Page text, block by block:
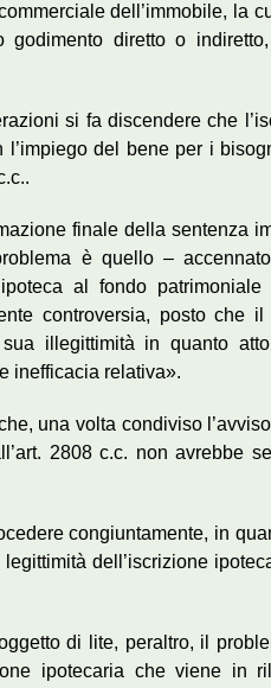
dell’immobile, la
diretto o
si fa discendere che
l’impiego del bene per i
finale della sentenza
è quello –
al fondo
controversia, posto che
illegittimità in quanto
inefficacia relativa».
una volta condiviso
2808 c.c. non avrebbe
congiuntamente, in
dell’iscrizione
di lite, peraltro, il
ipotecaria che viene in